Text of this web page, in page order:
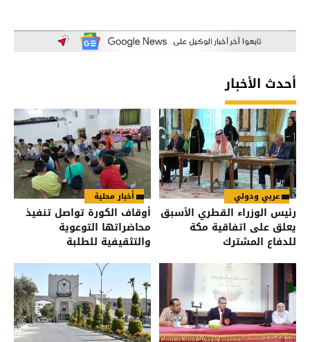
أحدث الأخبار
عربي ودولي
رئيس الوزراء القطري الأسبق
يعلق على اتفاقية مكة
للدفاع المشترك
أخبار محلية
أوقاف الكورة تواصل تنفيذ
محاضراتها التوعوية
والتثقيفية للطلبة